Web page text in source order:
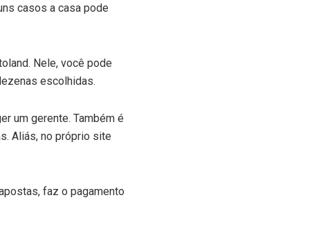
casos a casa pode
Nele, você pode
escolhidas.
um gerente. Também é
Aliás, no próprio site
faz o pagamento